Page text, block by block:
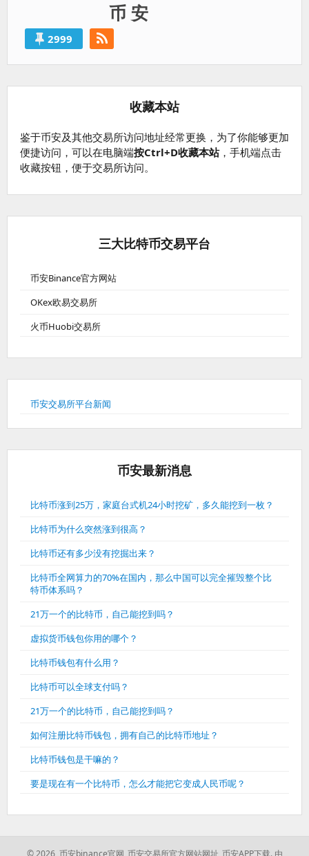
币 安
2999
收藏本站
鉴于币安及其他交易所访问地址经常更换，为了你能够更加
便捷访问，可以在电脑端按Ctrl+D收藏本站，手机端点击
收藏按钮，便于交易所访问。
三大比特币交易平台
币安Binance官方网站
OKex欧易交易所
火币Huobi交易所
币安交易所平台新闻
币安最新消息
比特币涨到25万，家庭台式机24小时挖矿，多久能挖到一枚？
比特币为什么突然涨到很高？
比特币还有多少没有挖掘出来？
比特币全网算力的70%在国内，那么中国可以完全摧毁整个比
特币体系吗？
21万一个的比特币，自己能挖到吗？
虚拟货币钱包你用的哪个？
比特币钱包有什么用？
比特币可以全球支付吗？
21万一个的比特币，自己能挖到吗？
如何注册比特币钱包，拥有自己的比特币地址？
比特币钱包是干嘛的？
要是现在有一个比特币，怎么才能把它变成人民币呢？
© 2026 币安binance官网_币安交易所官方网站网址_币安APP下载. 由